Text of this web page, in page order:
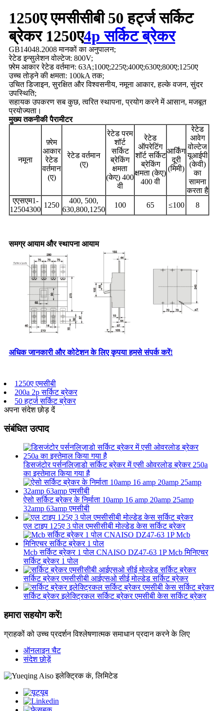
1250ए एमसीसीबी 50 हर्ट्ज सर्किट
ब्रेकर 1250ए4p सर्किट ब्रेकर
GB14048.2008 मानकों का अनुपालन;
रेटेड इन्सुलेशन वोल्टेज: 800V;
फ़्रेम आकार रेटेड वर्तमान: 63A;100ए;225ए;400ए;630ए;800ए;1250ए
उच्च तोड़ने की क्षमता: 100kA तक;
उचित डिजाइन, सुरक्षित और विश्वसनीय, नमूना आकार, हल्के वजन, सुंदर
उपस्थिति;
सहायक उपकरण सब कुछ, त्वरित स्थापना, प्रयोग करने में आसान, मजबूत
प्रयोज्यता।
मुख्य तकनीकी पैरामीटर
नमूना
फ़्रेम
आकार
रेटेड
वर्तमान
(ए)
रेटेड वर्तमान
(ए)
रेटेड परम
शॉर्ट
सर्किट
ब्रेकिंग
क्षमता
(केए) 400
वी
रेटेड
ऑपरेटिंग
शॉर्ट सर्किट
ब्रेकिंग
क्षमता (केए)
400 वी
आर्किंग
दूरी
(मिमी)
रेटेड
आवेग
वोल्टेज
यूआईपी
(केवी)
का
सामना
करता है
एएसएम1-
12504300
1250
400, 500,
630,800,1250
100 65 ≤100 8
समग्र आयाम और स्थापना आयाम
अधिक जानकारी और कोटेशन के लिए कृपया हमसे संपर्क करें!
1250ए एमसीबी
200a 2p सर्किट ब्रेकर
50 हर्ट्ज सर्किट ब्रेकर
अपना संदेश छोड़ दें
संबंधित उत्पाद
डिसजंटोर पर्सनलिज़ाडो सर्किट ब्रेकर में एसी ओवरलोड ब्रेकर 250a
का इस्तेमाल किया गया है
ऐसो सर्किट ब्रेकर के निर्माता 10amp 16 amp 20amp 25amp
32amp 63amp एमसीबी
एल टाइप 125ए 3 पोल एमसीसीबी मोल्डेड केस सर्किट ब्रेकर
Mcb सर्किट ब्रेकर 1 पोल CNAISO DZ47-63 1P Mcb मिनिएचर
सर्किट ब्रेकर 1 पोल
सर्किट ब्रेकर एमसीसीबी आईएसओ सीई मोल्डेड सर्किट ब्रेकर
सर्किट ब्रेकर इलेक्ट्रिकल सर्किट ब्रेकर एमसीबी केस सर्किट ब्रेकर
हमारा सहयोग करें!
ग्राहकों को उच्च प्रदर्शन विश्लेषणात्मक समाधान प्रदान करने के लिए
ऑनलाइन चैट
संदेश छोड़ें